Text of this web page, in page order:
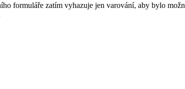
formuláře zatím vyhazuje jen varování, aby bylo